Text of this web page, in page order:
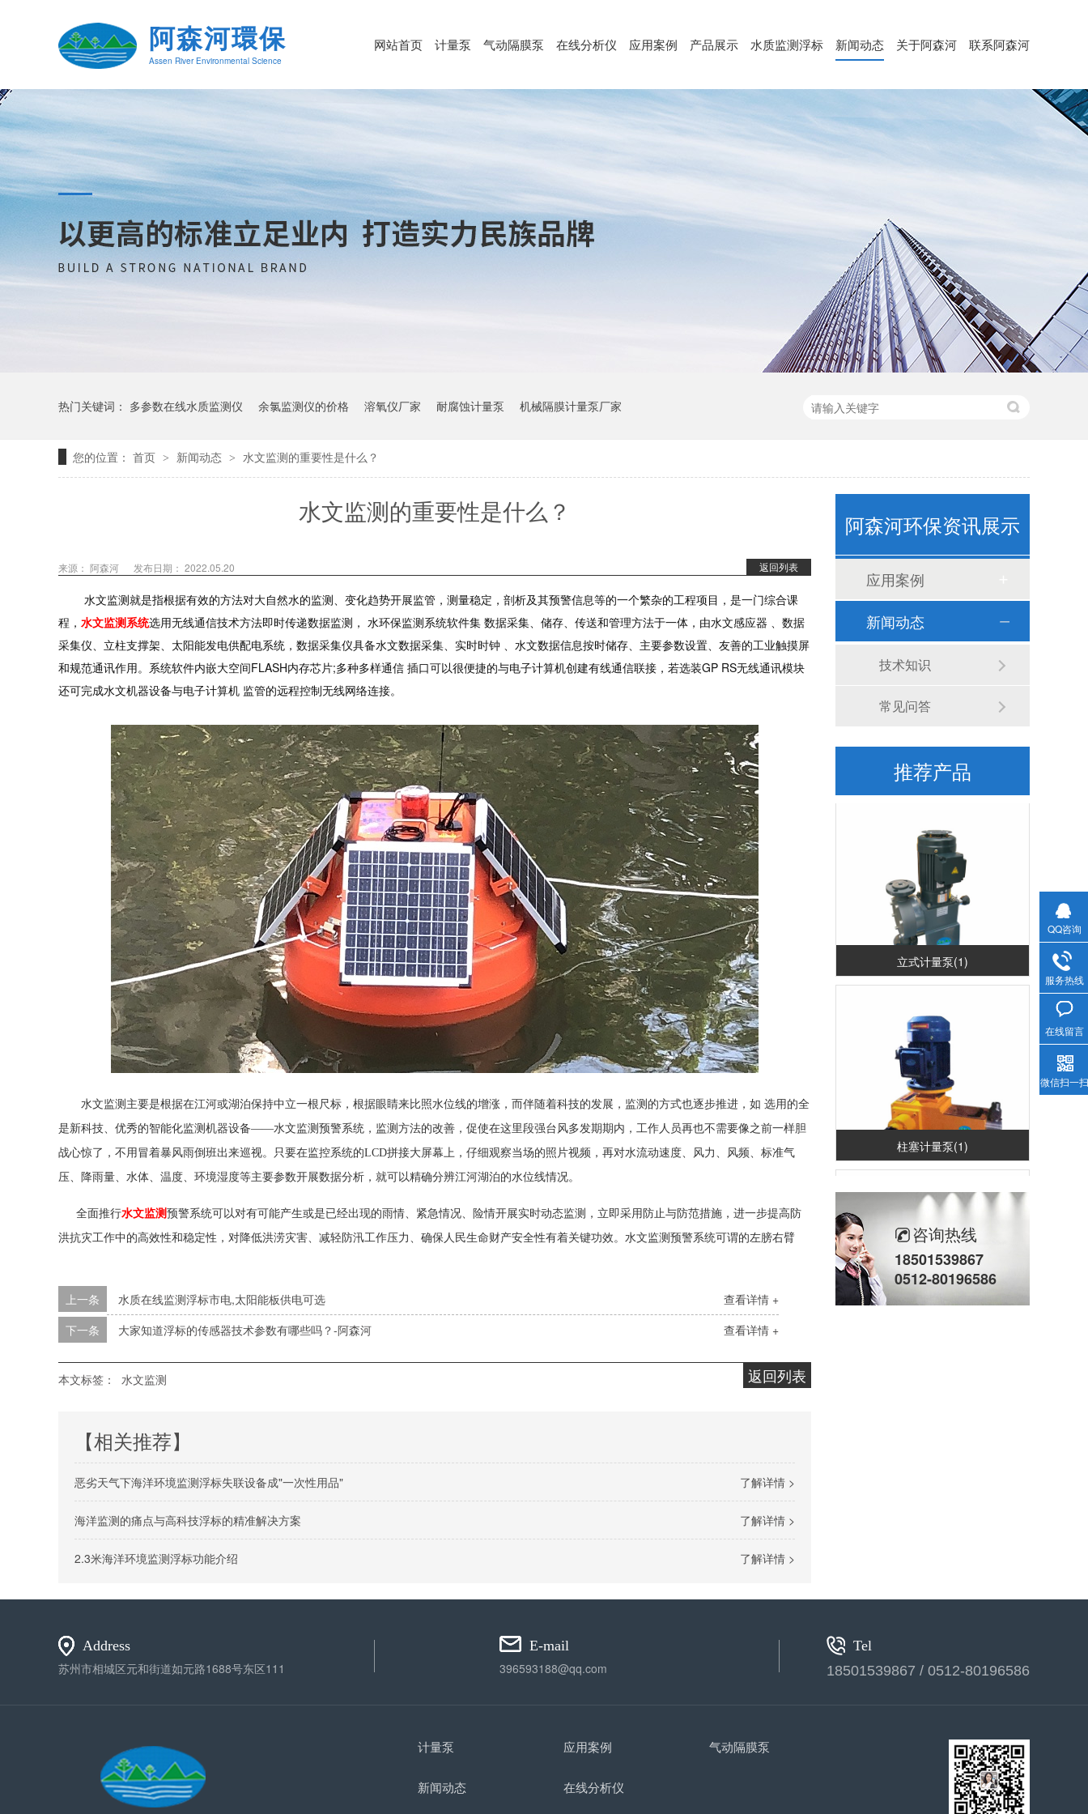
阿森河環保
Assen River Environmental Science
网站首页 计量泵 气动隔膜泵 在线分析仪 应用案例 产品展示 水质监测浮标 新闻动态 关于阿森河 联系阿森河
热门关键词： 多参数在线水质监测仪 余氯监测仪的价格 溶氧仪厂家 耐腐蚀计量泵 机械隔膜计量泵厂家
您的位置： 首页 > 新闻动态 > 水文监测的重要性是什么？
水文监测的重要性是什么？
返回列表
来源： 阿森河 发布日期： 2022.05.20
水文监测就是指根据有效的方法对大自然水的监测、变化趋势开展监管，测量稳定，剖析及其预警信息等的一个繁杂的工程项目，是一门综合课
程， 水文监测系统选用无线通信技术方法即时传递数据监测， 水环保监测系统软件集 数据采集、储存、传送和管理方法于一体，由水文感应器 、数据
采集仪、立柱支撑架、太阳能发电供配电系统，数据采集仪具备水文数据采集、实时时钟 、水文数据信息按时储存、主要参数设置、友善的工业触摸屏
和规范通讯作用。系统软件内嵌大空间FLASH内存芯片;多种多样通信 插口可以很便捷的与电子计算机创建有线通信联接，若选装GP RS无线通讯模块
还可完成水文机器设备与电子计算机 监管的远程控制无线网络连接。
水文监测主要是根据在江河或湖泊保持中立一根尺标，根据眼睛来比照水位线的增涨，而伴随着科技的发展，监测的方式也逐步推进，如 选用的全
是新科技、优秀的智能化监测机器设备——水文监测预警系统，监测方法的改善，促使在这里段强台风多发期期内，工作人员再也不需要像之前一样胆
战心惊了，不用冒着暴风雨倒班出来巡视。只要在监控系统的LCD拼接大屏幕上，仔细观察当场的照片视频，再对水流动速度、风力、风频、标准气
压、降雨量、水体、温度、环境湿度等主要参数开展数据分析，就可以精确分辨江河湖泊的水位线情况。
全面推行水文监测预警系统可以对有可能产生或是已经出现的雨情、紧急情况、险情开展实时动态监测，立即采用防止与防范措施，进一步提高防
洪抗灾工作中的高效性和稳定性，对降低洪涝灾害、减轻防汛工作压力、确保人民生命财产安全性有着关键功效。水文监测预警系统可谓的左膀右臂
查看详情 +
上一条
水质在线监测浮标市电,太阳能板供电可选
查看详情 +
下一条 大家知道浮标的传感器技术参数有哪些吗？-阿森河
返回列表
本文标签： 水文监测
【相关推荐】
了解详情 >
恶劣天气下海洋环境监测浮标失联设备成"一次性用品"
了解详情 >
海洋监测的痛点与高科技浮标的精准解决方案
了解详情 >
2.3米海洋环境监测浮标功能介绍
阿森河环保资讯展示
应用案例
新闻动态
技术知识
常见问答
推荐产品
水质监测浮标（ASH-600）
卧式计量泵(1)
立式计量泵(1)
柱塞计量泵(1)
咨询热线
18501539867
0512-80196586
Address
苏州市相城区元和街道如元路1688号东区111
E-mail
396593188@qq.com
Tel
18501539867 / 0512-80196586
计量泵 应用案例 气动隔膜泵
新闻动态 在线分析仪
QQ咨询
服务热线
在线留言
微信扫一扫